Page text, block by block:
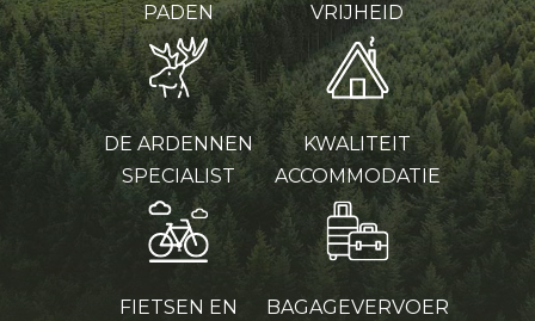
PADEN
VRIJHEID
DE ARDENNEN
SPECIALIST
KWALITEIT
ACCOMMODATIE
FIETSEN EN
BAGAGEVERVOER